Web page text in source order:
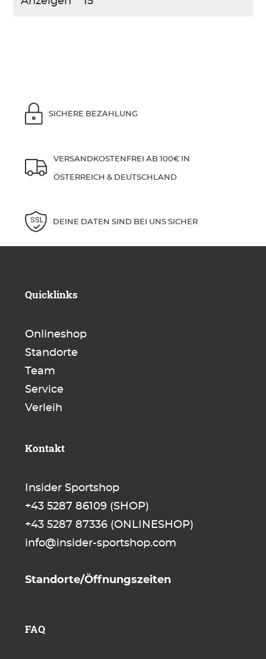
SICHERE BEZAHLUNG
VERSANDKOSTENFREI AB 100€ IN
ÖSTERREICH & DEUTSCHLAND
DEINE DATEN SIND BEI UNS SICHER
Quicklinks
Onlineshop
Standorte
Team
Service
Verleih
Kontakt
Insider Sportshop
+43 5287 86109 (SHOP)
+43 5287 87336 (ONLINESHOP)
info@insider-sportshop.com
Standorte/Öffnungszeiten
FAQ